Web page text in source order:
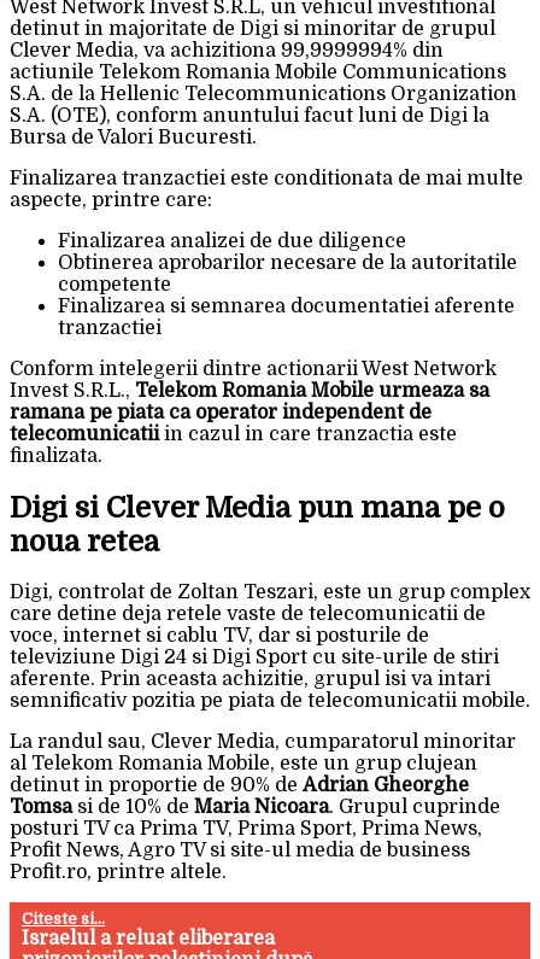
West Network Invest S.R.L, un vehicul investitional
detinut in majoritate de Digi si minoritar de grupul
Clever Media, va achizitiona 99,9999994% din
actiunile Telekom Romania Mobile Communications
S.A. de la Hellenic Telecommunications Organization
S.A. (OTE), conform anuntului facut luni de Digi la
Bursa de Valori Bucuresti.
Finalizarea tranzactiei este conditionata de mai multe
aspecte, printre care:
Finalizarea analizei de due diligence
Obtinerea aprobarilor necesare de la autoritatile
competente
Finalizarea si semnarea documentatiei aferente
tranzactiei
Conform intelegerii dintre actionarii West Network
Invest S.R.L., Telekom Romania Mobile urmeaza sa
ramana pe piata ca operator independent de
telecomunicatiiin cazul in care tranzactia este
finalizata.
Digi si Clever Media pun mana pe o
noua retea
Digi, controlat de Zoltan Teszari, este un grup complex
care detine deja retele vaste de telecomunicatii de
voce, internet si cablu TV, dar si posturile de
televiziune Digi 24 si Digi Sport cu site-urile de stiri
aferente. Prin aceasta achizitie, grupul isi va intari
semnificativ pozitia pe piata de telecomunicatii mobile.
La randul sau, Clever Media, cumparatorul minoritar
al Telekom Romania Mobile, este un grup clujean
detinut in proportie de 90% deAdrian Gheorghe
Tomsasi de 10% de Maria Nicoara. Grupul cuprinde
posturi TV ca Prima TV, Prima Sport, Prima News,
Profit News, Agro TV si site-ul media de business
Profit.ro, printre altele.
Citeste si...
Israelul a reluat eliberarea